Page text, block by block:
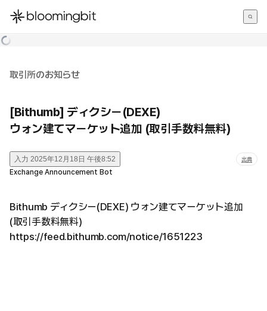
한국어
取引所のお知らせ
[Bithumb] ディクシー(DEXE)
ウォン建てマーケット追加 (取引手数料無料)
入力 2025年12月18日 午後8:52 出典
Exchange Announcement Bot
Bithumb ディクシー(DEXE) ウォン建てマーケット追加
(取引手数料無料)
https://feed.bithumb.com/notice/1651223